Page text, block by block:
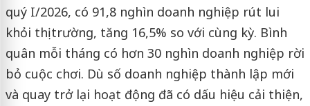
quý I/2026, có 91,8 nghìn doanh nghiệp rút lui
khỏi thị trường, tăng 16,5% so với cùng kỳ. Bình
quân mỗi tháng có hơn 30 nghìn doanh nghiệp rời
bỏ cuộc chơi. Dù số doanh nghiệp thành lập mới
và quay trở lại hoạt động đã có dấu hiệu cải thiện,